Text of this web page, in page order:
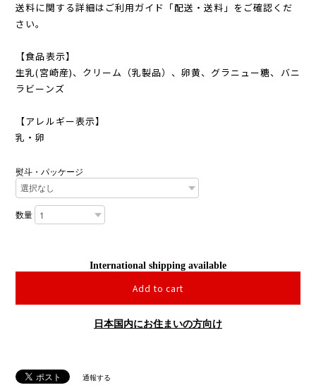
送料に関する詳細はご利用ガイド「配送・送料」をご確認くだ
さい。
【食品表示】
生乳(宮崎産)、クリーム（乳製品）、卵黄、グラニュー糖、バニ
ラビーンズ
【アレルギー表示】
乳・卵
熨斗・パッケージ
数量
International shipping available
Add to cart
日本国内にお住まいの方向け
通報する